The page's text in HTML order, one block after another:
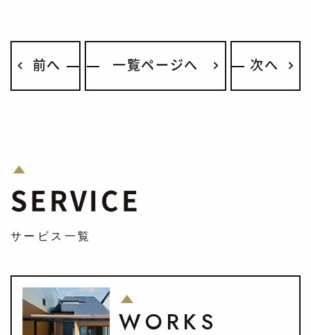
前へ 一覧ページへ 次へ
SERVICE
サービス一覧
WORKS